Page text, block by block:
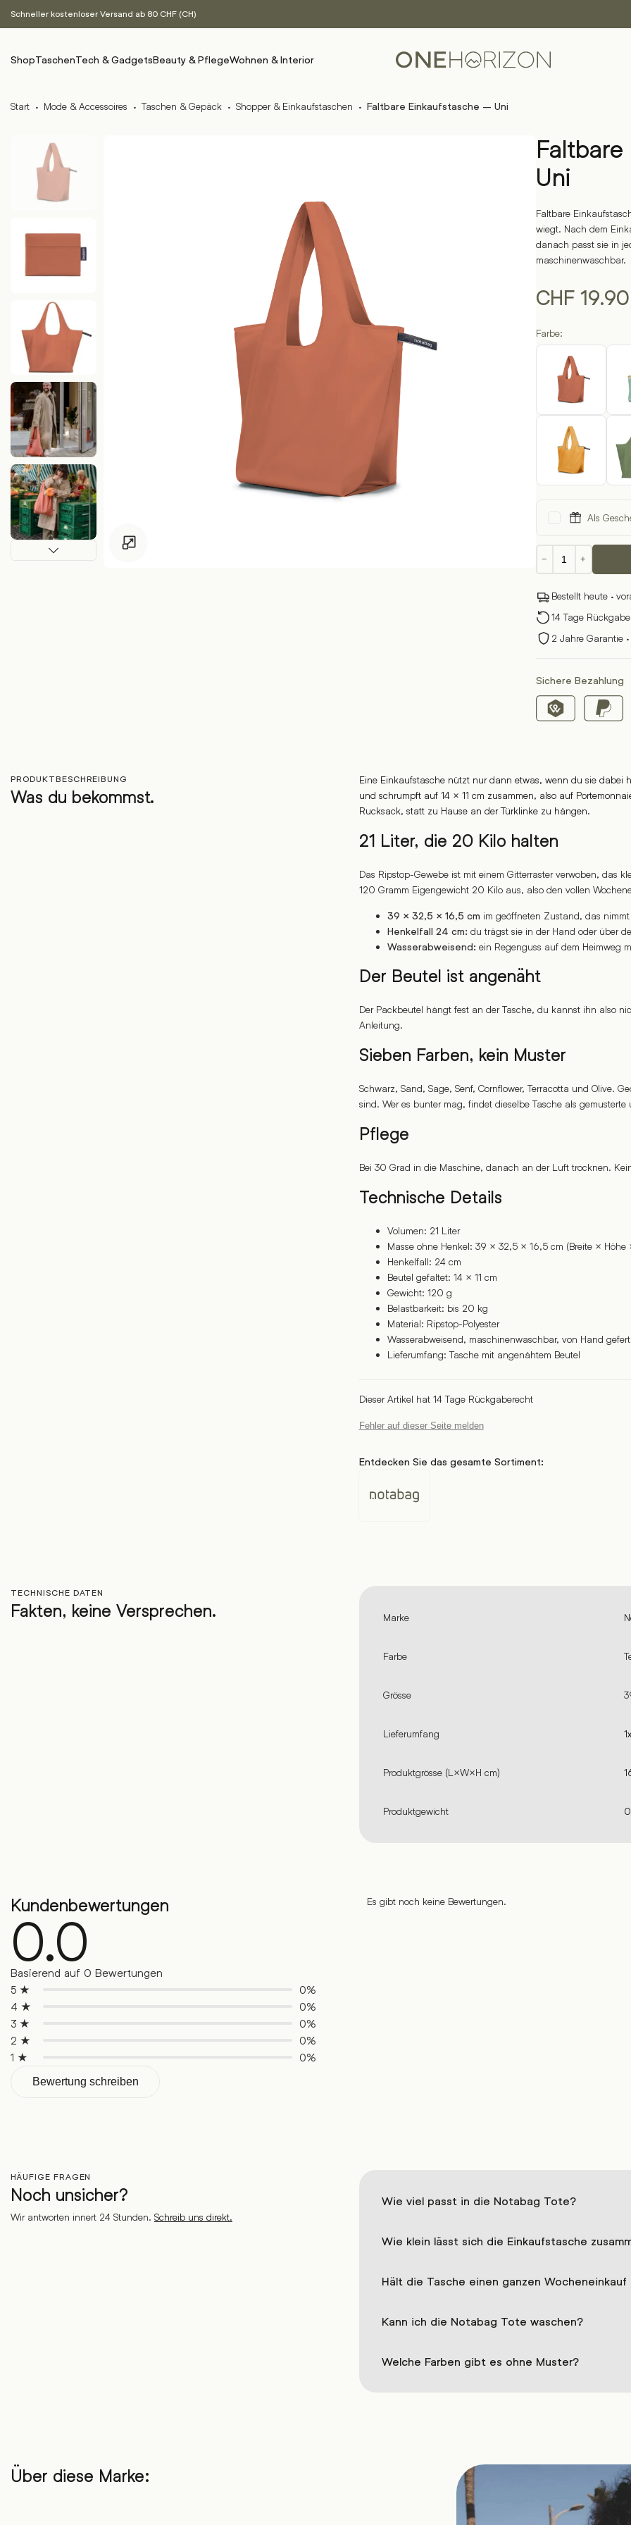
Schneller kostenloser Versand ab 80 CHF (CH)
ShopTaschenTech & GadgetsBeauty & PflegeWohnen & Interior
Start · Mode & Accessoires · Taschen & Gepäck · Shopper & Einkaufstaschen · Faltbare Einkaufstasche – Uni
Uni
Faltbare
wiegt. Nach dem
danach passt sie in
maschinenwaschbar.
CHF19.90
Farbe:
Als
−
Einkaufstasche
Uni
Menge
+
Bestellt heute ·
14 Tage
2 Jahre Garantie
Sichere Bezahlung
PRODUKTBESCHREIBUNG
Was du bekommst.
Eine Einkaufstasche nützt nur dann etwas, wenn du sie dabei
und schrumpft auf 14 × 11 cm zusammen, also auf
Rucksack, statt zu Hause an der Türklinke zu hängen.
21 Liter, die 20 Kilo halten
Das Ripstop-Gewebe ist mit einem Gitterraster verwoben, das
120 Gramm Eigengewicht 20 Kilo aus, also den vollen
39 × 32,5 × 16,5 cm im geöffneten Zustand, das
Henkelfall 24 cm: du trägst sie in der Hand oder über
Wasserabweisend: ein Regenguss auf dem Heimweg
Der Beutel ist angenäht
Der Packbeutel hängt fest an der Tasche, du kannst ihn also
Anleitung.
Sieben Farben, kein Muster
Schwarz, Sand, Sage, Senf, Cornflower, Terracotta und Olive.
sind. Wer es bunter mag, findet dieselbe Tasche als
Pflege
Bei 30 Grad in die Maschine, danach an der Luft trocknen.
Technische Details
Volumen: 21 Liter
Masse ohne Henkel: 39 × 32,5 × 16,5 cm (Breite × Höhe
Henkelfall: 24 cm
Beutel gefaltet: 14 × 11 cm
Gewicht: 120 g
Belastbarkeit: bis 20 kg
Material: Ripstop-Polyester
Wasserabweisend, maschinenwaschbar, von Hand
Lieferumfang: Tasche mit angenähtem Beutel
Dieser Artikel hat 14 Tage Rückgaberecht
Fehler auf dieser Seite melden
Entdecken Sie das gesamte Sortiment:
TECHNISCHE DATEN
Fakten, keine Versprechen. Marke
Farbe
Grösse
Lieferumfang
Produktgrösse (L×W×H cm)
Produktgewicht
Kundenbewertungen
0.0
Basierend auf 0 Bewertungen
5 ★
0%
4 ★
0%
3 ★
0%
2 ★
0%
1 ★
0%
Bewertung schreiben
Es gibt noch keine Bewertungen.
HÄUFIGE FRAGEN
Noch unsicher?
Wir antworten innert 24 Stunden. Schreib uns direkt.
Wie viel passt in die Notabag Tote?
Wie klein lässt sich die Einkaufstasche
Hält die Tasche einen ganzen Wocheneinkauf
Kann ich die Notabag Tote waschen?
Welche Farben gibt es ohne Muster?
Über diese Marke: